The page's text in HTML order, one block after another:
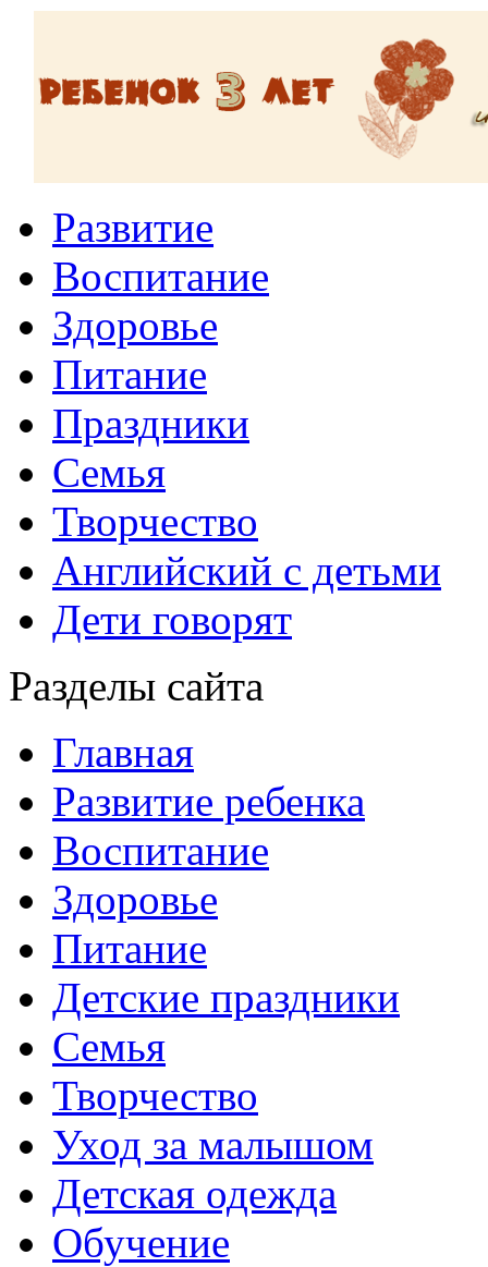
Развитие
Воспитание
Здоровье
Питание
Праздники
Семья
Творчество
Английский с детьми
Дети говорят
Разделы сайта
Главная
Развитие ребенка
Воспитание
Здоровье
Питание
Детские праздники
Семья
Творчество
Уход за малышом
Детская одежда
Обучение